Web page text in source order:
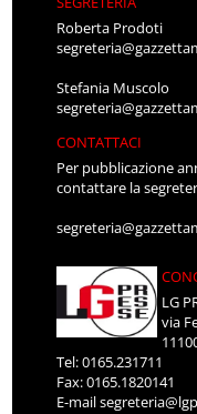
Roberta Prodoti
Stefania Muscolo
CONTATTACI
Per pubblicazione
contattare la
LG
via
Tel: 0165.231711
Fax: 0165.1820141
E-mail